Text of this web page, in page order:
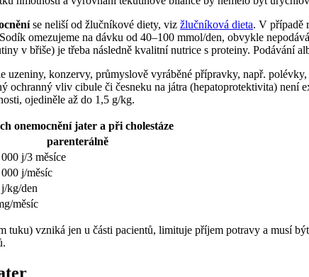
se neliší od žlučníkové diety, viz žlučníková dieta. V případě
omezujeme na dávku od 40–100 mmol/den, obvykle
v břiše) je třeba následně kvalitní nutrice s proteiny. Podávání
uzeniny, konzervy, průmyslově vyráběné přípravky, např.
ochranný vliv cibule či česneku na játra (hepatoprotektivita) není
ojediněle až do 1,5 g/kg.
onemocnění jater a při cholestáze
parenterálně
j/3 měsíce
j/měsíc
kg/den
měsíc
tuku) vzniká jen u části pacientů, limituje příjem potravy a musí